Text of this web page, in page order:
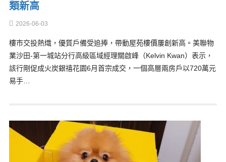
類新高
2026-06-03
樓市交投熱熾，優質戶備受追捧，帶動屋苑樓價屢創新高。美聯物
業沙田-第一城站分行高級區域經理關啟峰（Kelvin Kwan）表示，
該行剛促成火炭銀禧花園6月首宗成交，一個高層兩房戶以720萬元
易手…